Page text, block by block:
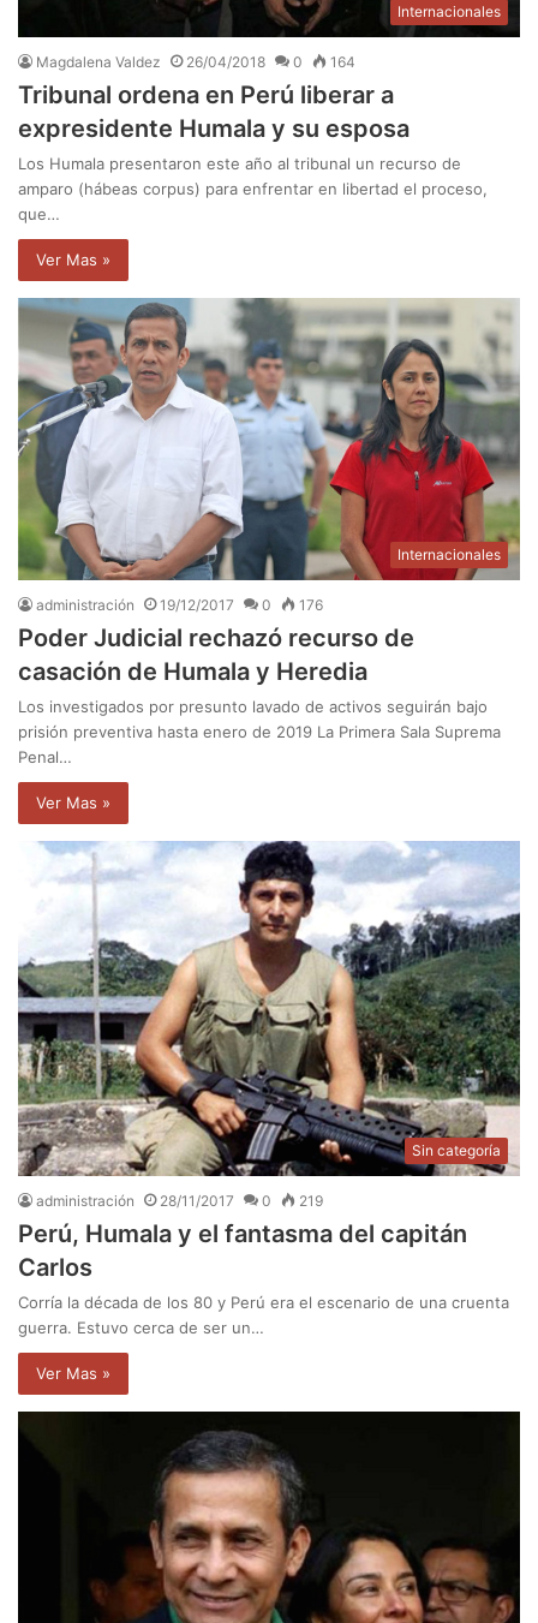
Internacionales
Magdalena Valdez 26/04/2018 0 164
Tribunal ordena en Perú liberar a
expresidente Humala y su esposa
Los Humala presentaron este año al tribunal un recurso de
amparo (hábeas corpus) para enfrentar en libertad el proceso,
que…
Ver Mas »
Internacionales
administración 19/12/2017 0 176
Poder Judicial rechazó recurso de
casación de Humala y Heredia
Los investigados por presunto lavado de activos seguirán bajo
prisión preventiva hasta enero de 2019 La Primera Sala Suprema
Penal…
Ver Mas »
Sin categoría
administración 28/11/2017 0 219
Perú, Humala y el fantasma del capitán
Carlos
Corría la década de los 80 y Perú era el escenario de una cruenta
guerra. Estuvo cerca de ser un…
Ver Mas »